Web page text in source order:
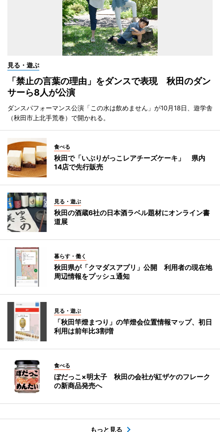
見る・遊ぶ
「禁止の言葉の理由」をダンスで表現 秋田のダン
サーら8人が公演
ダンスパフォーマンス公演「この水は飲めません」が10月18日、遊学舎
（秋田市上北手荒巻）で開かれる。
食べる
秋田で「いぶりがっこレアチーズケーキ」 県内
14店で先行販売
見る・遊ぶ
秋田の酒蔵6社の日本酒ラベル題材にオンライン書
道展
暮らす・働く
秋田県が「クマダスアプリ」公開 利用者の現在地
周辺情報をプッシュ通知
見る・遊ぶ
「秋田竿燈まつり」の竿燈会位置情報マップ、初日
利用は前年比3割増
食べる
ぼだっこ×明太子 秋田の会社が紅ザケのフレーク
の新商品発売へ
もっと見る